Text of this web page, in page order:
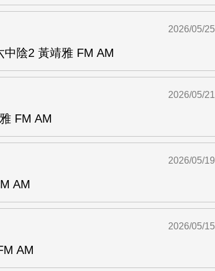
陰2 黃靖雅 FM AM
2026/05/25
FM AM
2026/05/21
AM
2026/05/19
AM
2026/05/15